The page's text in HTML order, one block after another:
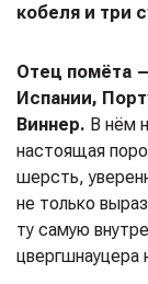
кобеля и три
Отец помёта —
Испании,
Виннер. В нём
настоящая
шерсть,
не только
ту самую